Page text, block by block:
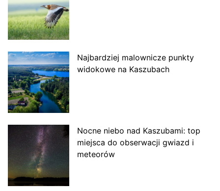
Najbardziej malownicze punkty
widokowe na Kaszubach
Nocne niebo nad Kaszubami: top
miejsca do obserwacji gwiazd i
meteorów